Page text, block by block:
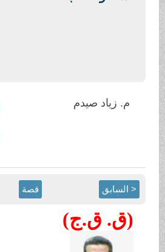
م. زياد صيدم
< السابق قصة
(ق. ق.ج)